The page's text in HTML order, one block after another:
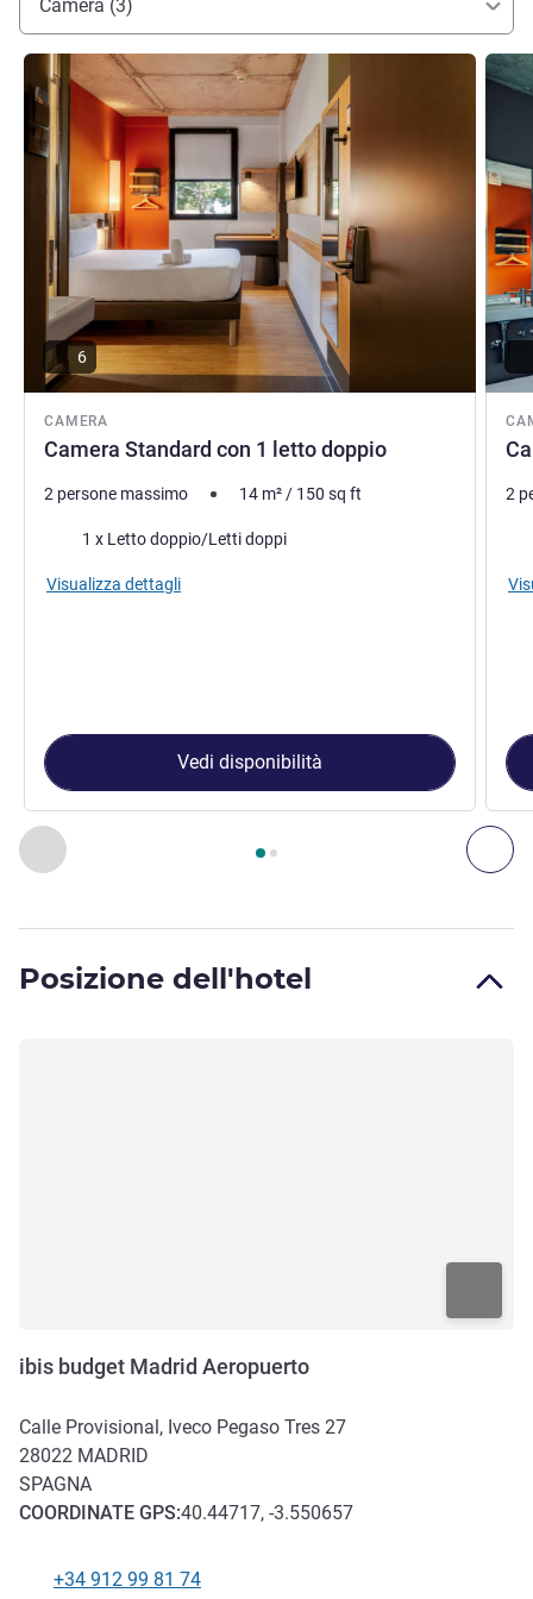
soggiorno senza problemi che vi farà tornare.
Jennyfer AREVALO, Gestione hotel
Camera (3)
Precedente - Camera
Pagina , Camera 1 : Camera Standard con 1 letto
CAMERA
Camera Standard con 1 letto doppio
Visualizza dettagli
6
2 persone massimo 14 m²/ 150 sq ft
Biancheria da letto
1 x Letto doppio/Letti doppi
Visualizza dettagli
Vedi disponibilità
2
Posizione dell'hotel
ibis budget Madrid Aeropuerto
Calle Provisional, Iveco Pegaso Tres 27
28022 MADRID
SPAGNA
COORDINATE GPS:40.44717, -3.550657
Telefono
+34 912 99 81 74